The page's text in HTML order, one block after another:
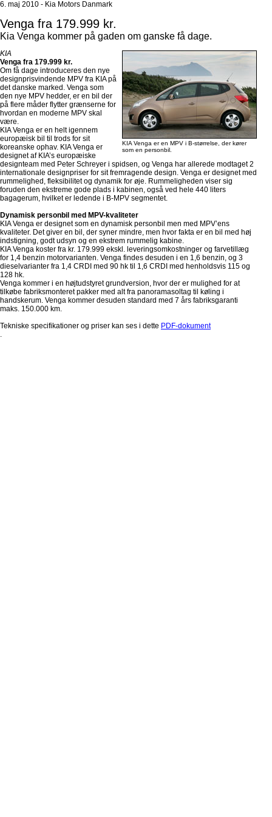
6. maj 2010 - Kia Motors Danmark
Venga fra 179.999 kr.
Kia Venga kommer på gaden om ganske få dage.
KIA Venga er en MPV i B-størrelse, der kører
som en personbil.
KIA
Venga fra 179.999 kr.
Om få dage introduceres den nye
designprisvindende MPV fra KIA på
det danske marked. Venga som
den nye MPV hedder, er en bil der
på flere måder flytter grænserne for
hvordan en moderne MPV skal
være.
KIA Venga er en helt igennem
europæisk bil til trods for sit
koreanske ophav. KIA Venga er
designet af KIA’s europæiske
designteam med Peter Schreyer i spidsen, og Venga har allerede modtaget 2
internationale designpriser for sit fremragende design. Venga er designet med
rummelighed, fleksibilitet og dynamik for øje. Rummeligheden viser sig
foruden den ekstreme gode plads i kabinen, også ved hele 440 liters
bagagerum, hvilket er ledende i B-MPV segmentet.
Dynamisk personbil med MPV-kvaliteter
KIA Venga er designet som en dynamisk personbil men med MPV’ens
kvaliteter. Det giver en bil, der syner mindre, men hvor fakta er en bil med høj
indstigning, godt udsyn og en ekstrem rummelig kabine.
KIA Venga koster fra kr. 179.999 ekskl. leveringsomkostninger og farvetillæg
for 1,4 benzin motorvarianten. Venga findes desuden i en 1,6 benzin, og 3
dieselvarianter fra 1,4 CRDI med 90 hk til 1,6 CRDI med henholdsvis 115 og
128 hk.
Venga kommer i en højtudstyret grundversion, hvor der er mulighed for at
tilkøbe fabriksmonteret pakker med alt fra panoramasoltag til køling i
handskerum. Venga kommer desuden standard med 7 års fabriksgaranti
maks. 150.000 km.
Tekniske specifikationer og priser kan ses i dette PDF-dokument
.